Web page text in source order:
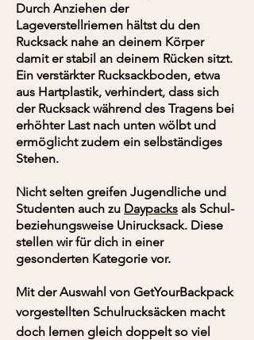
Durch Anziehen der
Lageverstellriemen hältst du den
Rucksack nahe an deinem Körper
damit er stabil an deinem Rücken sitzt.
Ein verstärkter Rucksackboden, etwa
aus Hartplastik, verhindert, dass sich
der Rucksack während des Tragens bei
erhöhter Last nach unten wölbt und
ermöglicht zudem ein selbständiges
Stehen.
Nicht selten greifen Jugendliche und
Studenten auch zu Daypacks als Schul-
beziehungsweise Unirucksack. Diese
stellen wir für dich in einer
gesonderten Kategorie vor.
Mit der Auswahl von GetYourBackpack
vorgestellten Schulrucksäcken macht
doch lernen gleich doppelt so viel